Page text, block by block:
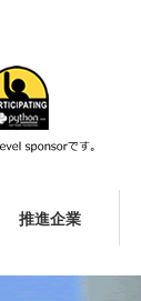
推進企業